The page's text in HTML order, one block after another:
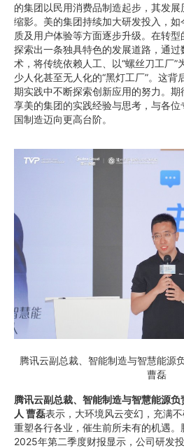
的集团以民用消费品制造起步，其发
缩影。美的集团持续加大研发投入，
质及用户体验等方面逐步升级。在转
探索出一条独具特色的发展道路，通
术，将传统依赖人工、以“螺丝刀工厂”
少人化甚至无人化的“黑灯工厂”。这背
期实践中不断探索创新应用的努力。
享美的集团的实践经验与思考，与各
国制造迈向更高台阶。
腾讯云副总裁、智能制造与智慧能源
曹磊
腾讯云副总裁、智能制造与智慧能源负
人 曹磊表示，大环境风云变幻，充满
重塑各行各业，催生前所未有的机遇
2025年第二季度财报显示，公司研发